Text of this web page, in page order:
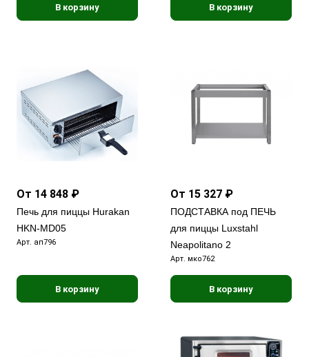
В корзину В корзину
От 14 848 ₽
Печь для пиццы Hurakan
HKN-MD05
Арт. ап796
В корзину
От 15 327 ₽
ПОДСТАВКА под ПЕЧЬ
для пиццы Luxstahl
Neapolitano 2
Арт. мко762
В корзину